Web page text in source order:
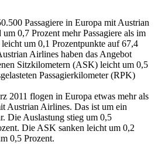
Passagiere in Europa mit Austrian
0,7 Prozent mehr Passagiere als im
um 0,1 Prozentpunkte auf 67,4
Airlines haben das Angebot
Sitzkilometern (ASK) leicht um 0,5
Passagierkilometer (RPK)
2011 flogen in Europa etwas mehr als
Austrian Airlines. Das ist um ein
Die Auslastung stieg um 0,5
Die ASK sanken leicht um 0,2
0,5 Prozent.